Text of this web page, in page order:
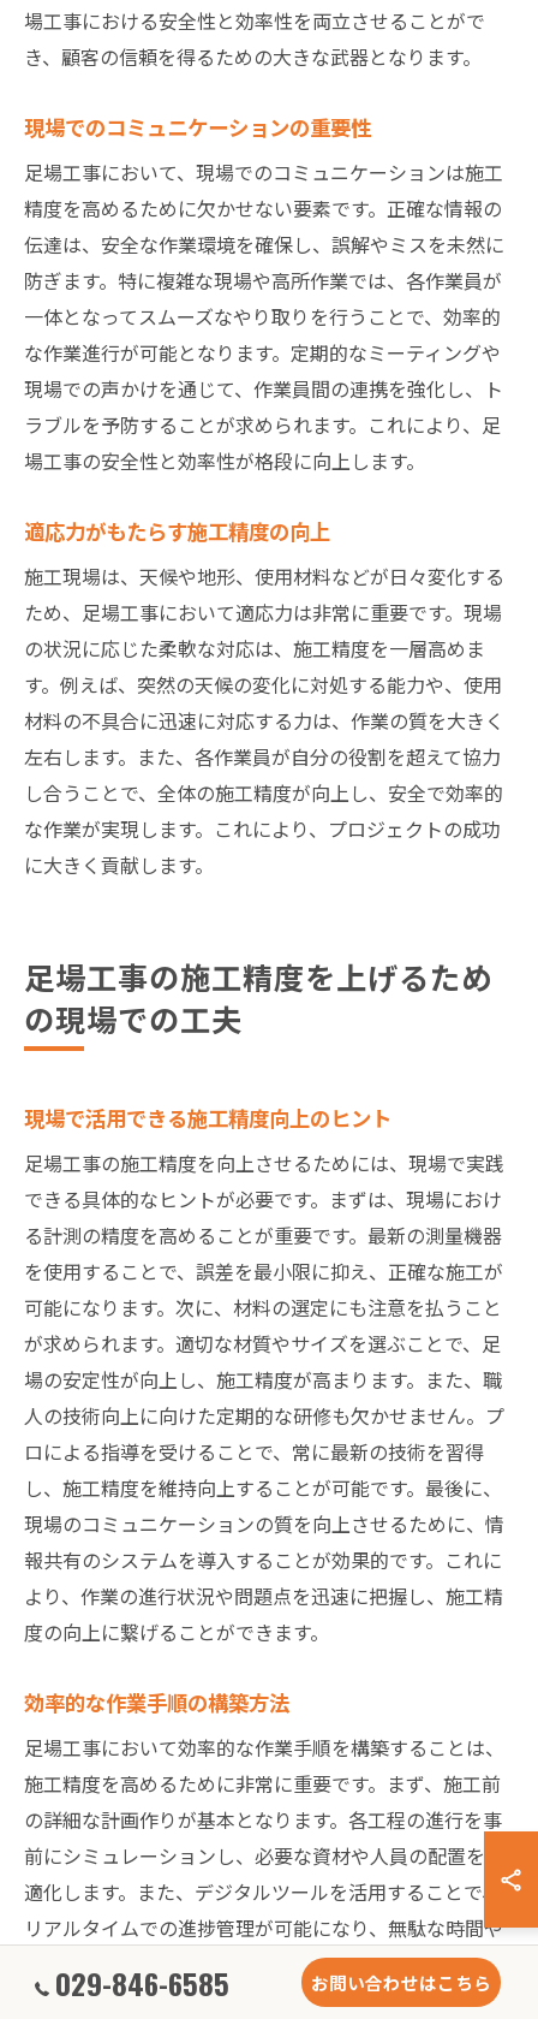
場工事における安全性と効率性を両立させることがで
き、顧客の信頼を得るための大きな武器となります。
現場でのコミュニケーションの重要性
足場工事において、現場でのコミュニケーションは施工
精度を高めるために欠かせない要素です。正確な情報の
伝達は、安全な作業環境を確保し、誤解やミスを未然に
防ぎます。特に複雑な現場や高所作業では、各作業員が
一体となってスムーズなやり取りを行うことで、効率的
な作業進行が可能となります。定期的なミーティングや
現場での声かけを通じて、作業員間の連携を強化し、ト
ラブルを予防することが求められます。これにより、足
場工事の安全性と効率性が格段に向上します。
適応力がもたらす施工精度の向上
施工現場は、天候や地形、使用材料などが日々変化する
ため、足場工事において適応力は非常に重要です。現場
の状況に応じた柔軟な対応は、施工精度を一層高めま
す。例えば、突然の天候の変化に対処する能力や、使用
材料の不具合に迅速に対応する力は、作業の質を大きく
左右します。また、各作業員が自分の役割を超えて協力
し合うことで、全体の施工精度が向上し、安全で効率的
な作業が実現します。これにより、プロジェクトの成功
に大きく貢献します。
足場工事の施工精度を上げるため
の現場での工夫
現場で活用できる施工精度向上のヒント
足場工事の施工精度を向上させるためには、現場で実践
できる具体的なヒントが必要です。まずは、現場におけ
る計測の精度を高めることが重要です。最新の測量機器
を使用することで、誤差を最小限に抑え、正確な施工が
可能になります。次に、材料の選定にも注意を払うこと
が求められます。適切な材質やサイズを選ぶことで、足
場の安定性が向上し、施工精度が高まります。また、職
人の技術向上に向けた定期的な研修も欠かせません。プ
ロによる指導を受けることで、常に最新の技術を習得
し、施工精度を維持向上することが可能です。最後に、
現場のコミュニケーションの質を向上させるために、情
報共有のシステムを導入することが効果的です。これに
より、作業の進行状況や問題点を迅速に把握し、施工精
度の向上に繋げることができます。
効率的な作業手順の構築方法
足場工事において効率的な作業手順を構築することは、
施工精度を高めるために非常に重要です。まず、施工前
の詳細な計画作りが基本となります。各工程の進行を事
前にシミュレーションし、必要な資材や人員の配置を最
適化します。また、デジタルツールを活用することで、
リアルタイムでの進捗管理が可能になり、無駄な時間や
コストを削減できます。さらに、施工手順を細かく分割
し、各担当者に明確な役割を持たせることで、作業の重
029-846-6585 お問い合わせはこちら